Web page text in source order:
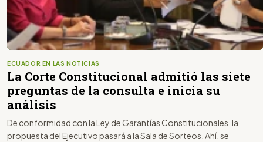
ECUADOR EN LAS NOTICIAS
La Corte Constitucional admitió las siete
preguntas de la consulta e inicia su
análisis
De conformidad con la Ley de Garantías Constitucionales, la
propuesta del Ejecutivo pasará a la Sala de Sorteos. Ahí, se